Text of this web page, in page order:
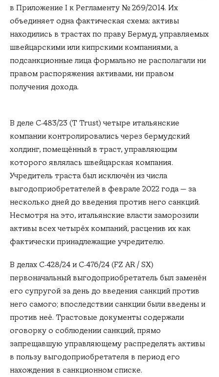
в Приложение I к Регламенту № 269/2014. Их
объединяет одна фактическая схема: активы
находились в трастах по праву Бермуд, управляемых
швейцарскими или кипрскими компаниями, а
подсанкционные лица формально не располагали ни
правом распоряжения активами, ни правом
получения дохода.
В деле C‑483/23 (T Trust) четыре итальянские
компании контролировались через бермудский
холдинг, помещённый в траст, управляющим
которого являлась швейцарская компания.
Учредитель траста был исключён из числа
выгодоприобретателей в феврале 2022 года — за
несколько дней до введения против него санкций.
Несмотря на это, итальянские власти заморозили
активы всех четырёх компаний, расценив их как
фактически принадлежащие учредителю.
В делах C‑428/24 и C‑476/24 (FZ AR / SX)
первоначальный выгодоприобретатель был заменён
его супругой за день до введения санкций против
него самого; впоследствии санкции были введены и
против неё. Трастовые документы содержали
оговорку о соблюдении санкций, прямо
запрещавшую управляющему распределять активы
в пользу выгодоприобретателя в период его
нахождения в санкционном списке.